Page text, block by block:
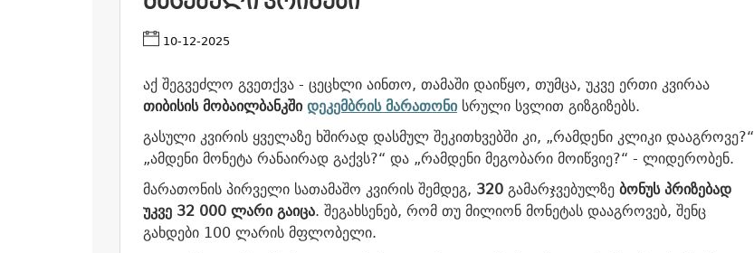
10-12-2025
აქ შეგვეძლო გვეთქვა - ცეცხლი აინთო, თამაში დაიწყო, თუმცა, უკვე ერთი კვირაა
თიბისის მობაილბანკში დეკემბრის მარათონი სრული სვლით გიზგიზებს.
გასული კვირის ყველაზე ხშირად დასმულ შეკითხვებში კი, „რამდენი კლიკი დააგროვე?“
„ამდენი მონეტა რანაირად გაქვს?“ და „რამდენი მეგობარი მოიწვიე?“ - ლიდერობენ.
მარათონის პირველი სათამაშო კვირის შემდეგ, 320 გამარჯვებულზე ბონუს პრიზებად
უკვე 32 000 ლარი გაიცა. შეგახსენებ, რომ თუ მილიონ მონეტას დააგროვებ, შენც
გახდები 100 ლარის მფლობელი.